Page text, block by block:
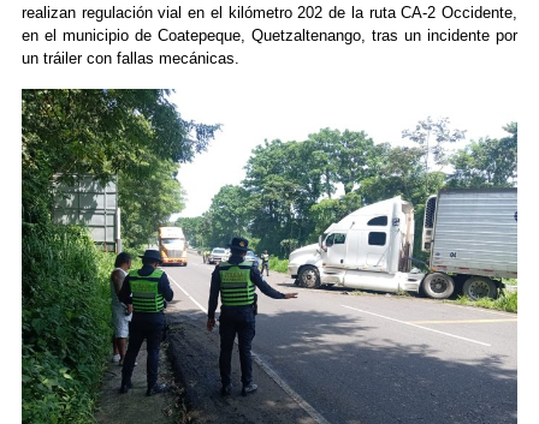
realizan regulación vial en el kilómetro 202 de la ruta CA-2 Occidente,
en el municipio de Coatepeque, Quetzaltenango, tras un incidente por
un tráiler con fallas mecánicas.